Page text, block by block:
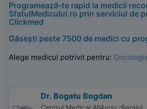
Programează-te rapid la medicii
SfatulMedicului.ro prin serviciul de
Clickmed
Găsești peste 7500 de medici cu
Alege medicul potrivit pentru:
Dr. Bogatu Bogdan
Centrul Medical All4you -Barajul